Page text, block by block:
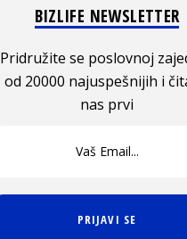
BIZLIFE NEWSLETTER
Pridružite se poslovnoj
od 20000 najuspešnijih i
nas prvi
PRIJAVI SE